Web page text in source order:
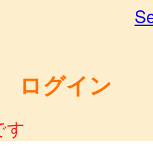
ログイン
す